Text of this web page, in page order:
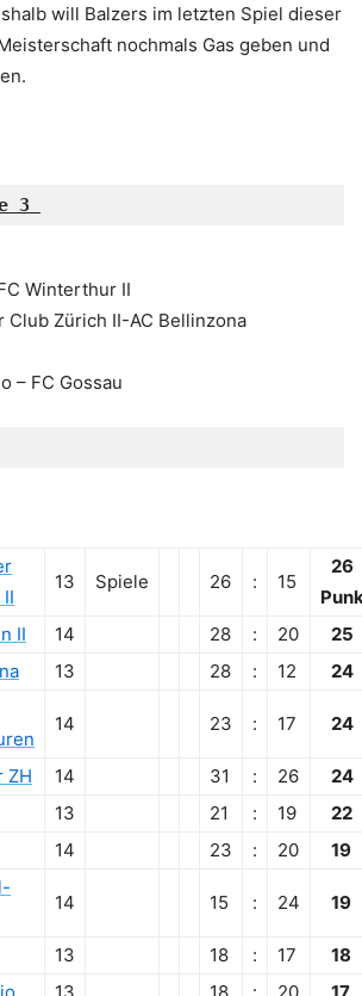
will Balzers im letzten Spiel dieser
nochmals Gas geben und
3
Winterthur II
Club Zürich II-AC Bellinzona
– FC Gossau
13 Spiele 26 : 15
26
II 14 28 : 20
25
13 28 : 12 24
14 23 : 17 24
ZH 14 31 : 26
24
13 21 : 19
22
14 23 : 20 19
14 15 : 24 19
13 18 : 17
18
13 18 : 20
17